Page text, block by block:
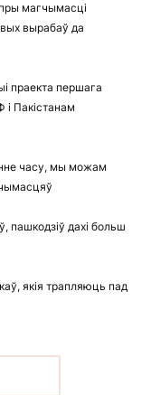
магчымасці
вырабаў да
праекта першага
Пакістанам
часу, мы можам
пашкодзіў дахі больш
якія трапляюць пад